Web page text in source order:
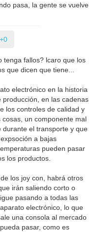
pasa, la gente se vuelve
+0
tenga fallos? lcaro que los
que dicen que tiene...
electrónico en la historia
producción, en las cadenas
los controles de calidad y
un componente mal
durante el transporte y que
a bajas
pueden pasar
los productos.
los joy con, habrá otros
irán saliendo corto o
pasando a todas las
electrónico, lo que
una consola al mercado
pasar, como es